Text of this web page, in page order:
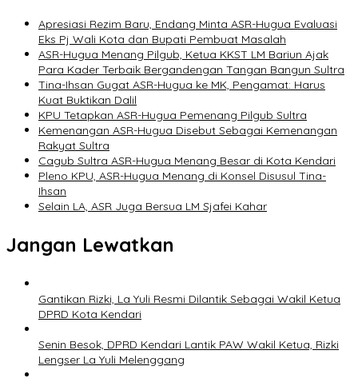
Apresiasi Rezim Baru, Endang Minta ASR-Hugua Evaluasi
Eks Pj Wali Kota dan Bupati Pembuat Masalah
ASR-Hugua Menang Pilgub, Ketua KKST LM Bariun Ajak
Para Kader Terbaik Bergandengan Tangan Bangun Sultra
Tina-Ihsan Gugat ASR-Hugua ke MK, Pengamat: Harus
Kuat Buktikan Dalil
KPU Tetapkan ASR-Hugua Pemenang Pilgub Sultra
Kemenangan ASR-Hugua Disebut Sebagai Kemenangan
Rakyat Sultra
Cagub Sultra ASR-Hugua Menang Besar di Kota Kendari
Pleno KPU, ASR-Hugua Menang di Konsel Disusul Tina-
Ihsan
Selain LA, ASR Juga Bersua LM Sjafei Kahar
Jangan Lewatkan
Gantikan Rizki, La Yuli Resmi Dilantik Sebagai Wakil Ketua
DPRD Kota Kendari
Senin Besok, DPRD Kendari Lantik PAW Wakil Ketua, Rizki
Lengser La Yuli Melenggang